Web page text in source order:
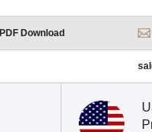
PDF Download